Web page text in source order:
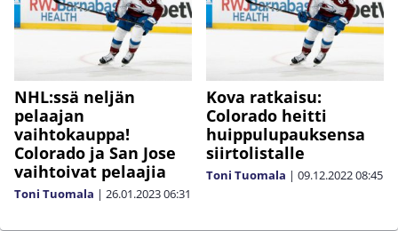
NHL:ssä neljän
pelaajan
vaihtokauppa!
Colorado ja San Jose
vaihtoivat pelaajia
Toni Tuomala | 26.01.202306:31
Kova ratkaisu:
Colorado heitti
huippulupauksensa
siirtolistalle
Toni Tuomala | 09.12.202208:45